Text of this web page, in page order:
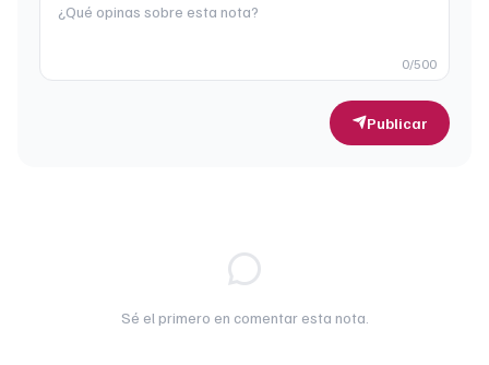
0/500
Publicar
Sé el primero en comentar esta nota.